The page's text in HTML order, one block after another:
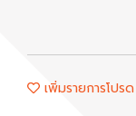
เพิ่มรายการโปรด